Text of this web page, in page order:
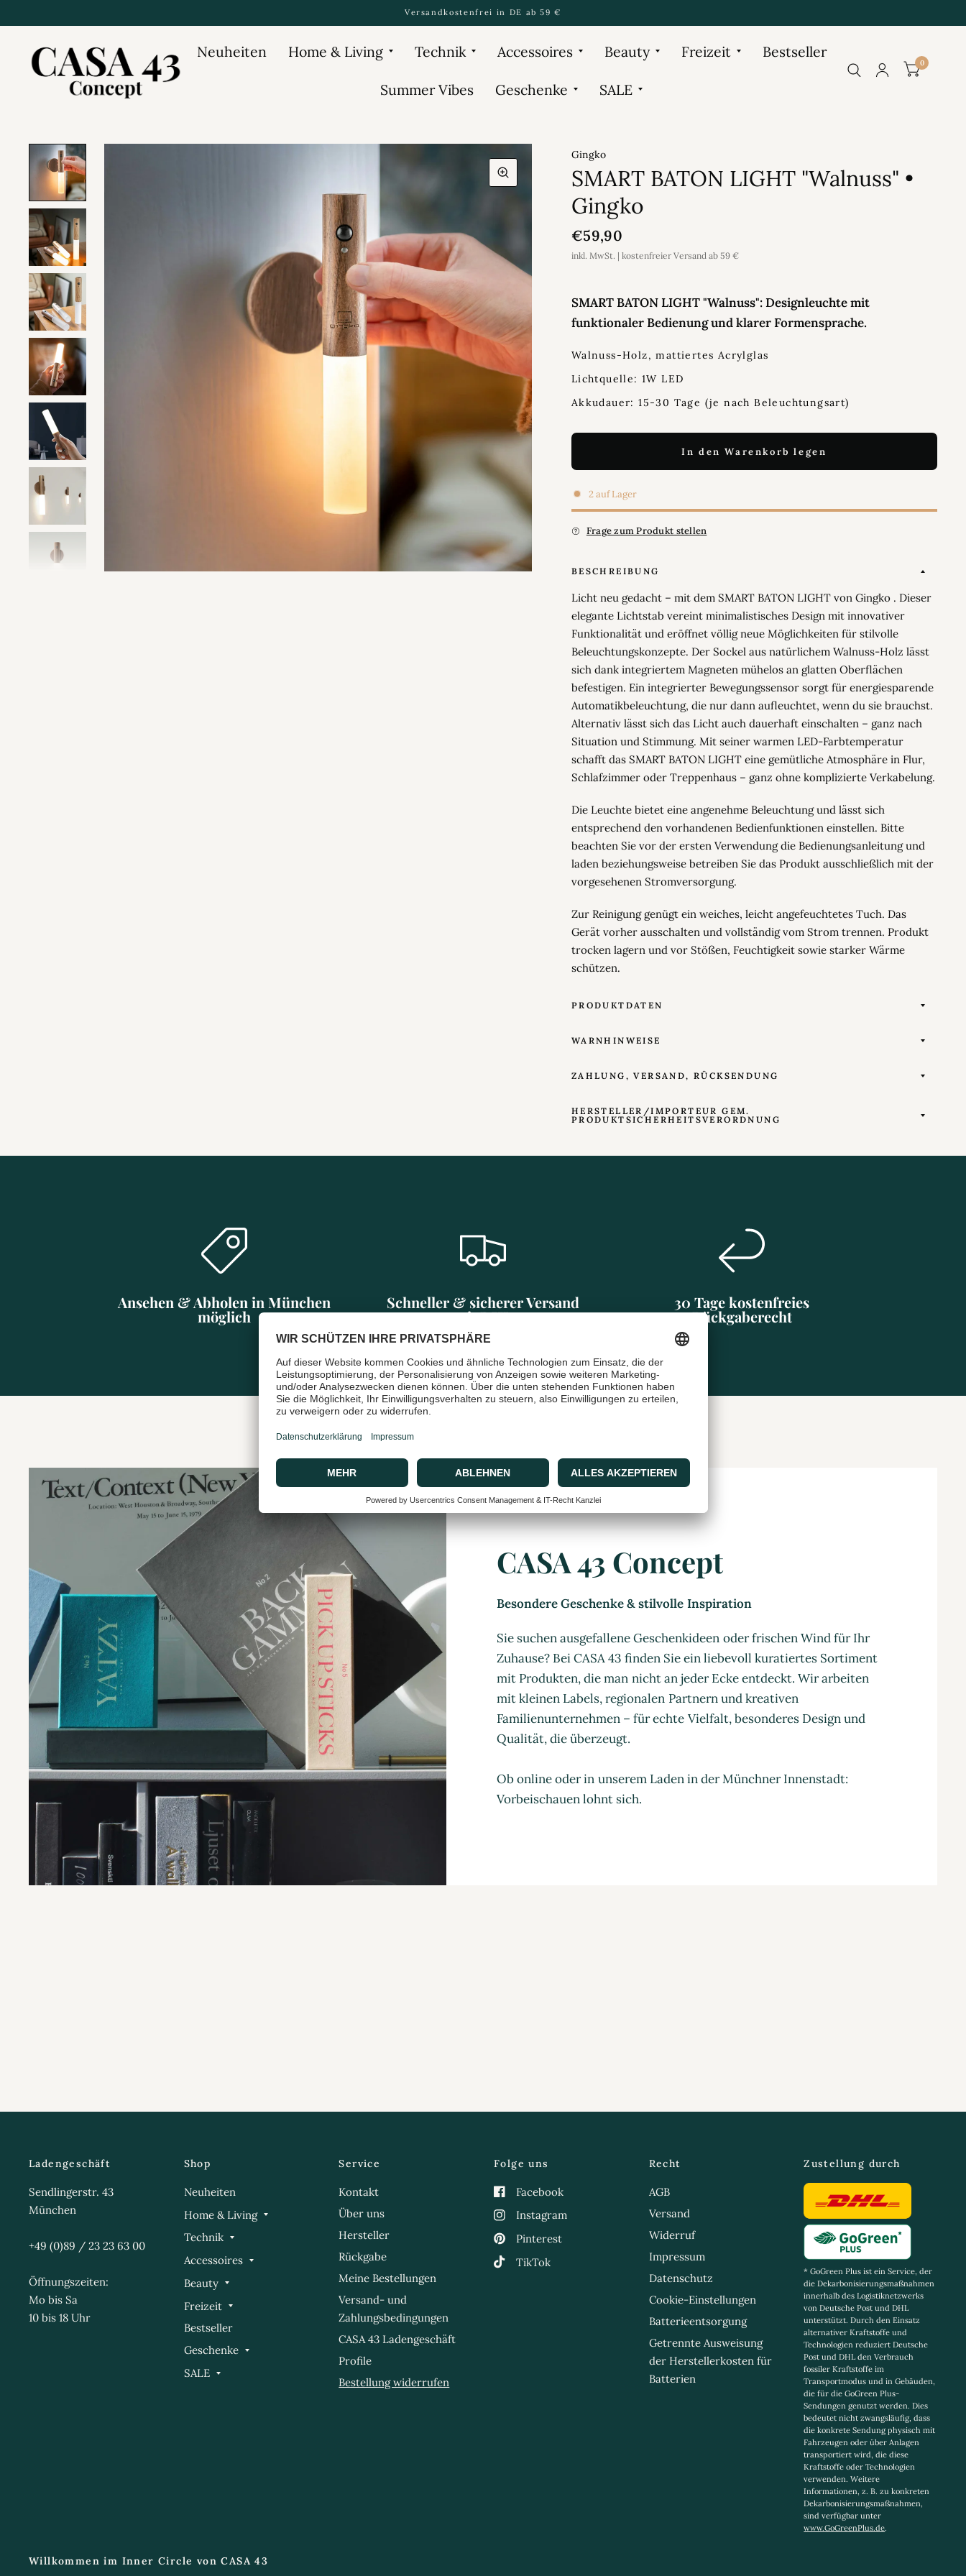
Versandkostenfrei in DE ab 59 €
Neuheiten Home & Living Technik Accessoires Beauty Freizeit Bestseller
Summer Vibes Geschenke SALE
0
Gingko
SMART BATON LIGHT "Walnuss" •
Gingko
€59,90
inkl. MwSt. | kostenfreier Versand ab 59 €
SMART BATON LIGHT "Walnuss": Designleuchte mit
funktionaler Bedienung und klarer Formensprache.
Walnuss-Holz, mattiertes Acrylglas
Lichtquelle: 1W LED
Akkudauer: 15-30 Tage (je nach Beleuchtungsart)
In den Warenkorb legen
2 auf Lager
Frage zum Produkt stellen
BESCHREIBUNG
Licht neu gedacht – mit dem SMART BATON LIGHT von Gingko . Dieser
elegante Lichtstab vereint minimalistisches Design mit innovativer
Funktionalität und eröffnet völlig neue Möglichkeiten für stilvolle
Beleuchtungskonzepte. Der Sockel aus natürlichem Walnuss-Holz lässt
sich dank integriertem Magneten mühelos an glatten Oberflächen
befestigen. Ein integrierter Bewegungssensor sorgt für energiesparende
Automatikbeleuchtung, die nur dann aufleuchtet, wenn du sie brauchst.
Alternativ lässt sich das Licht auch dauerhaft einschalten – ganz nach
Situation und Stimmung. Mit seiner warmen LED-Farbtemperatur
schafft das SMART BATON LIGHT eine gemütliche Atmosphäre in Flur,
Schlafzimmer oder Treppenhaus – ganz ohne komplizierte Verkabelung.
Die Leuchte bietet eine angenehme Beleuchtung und lässt sich
entsprechend den vorhandenen Bedienfunktionen einstellen. Bitte
beachten Sie vor der ersten Verwendung die Bedienungsanleitung und
laden beziehungsweise betreiben Sie das Produkt ausschließlich mit der
vorgesehenen Stromversorgung.
Zur Reinigung genügt ein weiches, leicht angefeuchtetes Tuch. Das
Gerät vorher ausschalten und vollständig vom Strom trennen. Produkt
trocken lagern und vor Stößen, Feuchtigkeit sowie starker Wärme
schützen.
PRODUKTDATEN
WARNHINWEISE
ZAHLUNG, VERSAND, RÜCKSENDUNG
HERSTELLER/IMPORTEUR GEM.
PRODUKTSICHERHEITSVERORDNUNG
Ansehen & Abholen in München
möglich
Schneller & sicherer Versand
mit DHL
30 Tage kostenfreies
Rückgaberecht
CASA 43 Concept
Besondere Geschenke & stilvolle Inspiration
Sie suchen ausgefallene Geschenkideen oder frischen Wind für Ihr
Zuhause? Bei CASA 43 finden Sie ein liebevoll kuratiertes Sortiment
mit Produkten, die man nicht an jeder Ecke entdeckt. Wir arbeiten
mit kleinen Labels, regionalen Partnern und kreativen
Familienunternehmen – für echte Vielfalt, besonderes Design und
Qualität, die überzeugt.
Ob online oder in unserem Laden in der Münchner Innenstadt:
Vorbeischauen lohnt sich.
Ladengeschäft
Sendlingerstr. 43
München
+49 (0)89 / 23 23 63 00
Öffnungszeiten:
Mo bis Sa
10 bis 18 Uhr
Shop
Neuheiten
Home & Living
Technik
Accessoires
Beauty
Freizeit
Bestseller
Geschenke
SALE
Service
Kontakt
Über uns
Hersteller
Rückgabe
Meine Bestellungen
Versand- und
Zahlungsbedingungen
CASA 43 Ladengeschäft
Profile
Bestellung widerrufen
Folge uns
Facebook
Instagram
Pinterest
TikTok
Recht
AGB
Versand
Widerruf
Impressum
Datenschutz
Cookie-Einstellungen
Batterieentsorgung
Getrennte Ausweisung
der Herstellerkosten für
Batterien
Zustellung durch
* GoGreen Plus ist ein Service, der
die Dekarbonisierungsmaßnahmen
innerhalb des Logistiknetzwerks
von Deutsche Post und DHL
unterstützt. Durch den Einsatz
alternativer Kraftstoffe und
Technologien reduziert Deutsche
Post und DHL den Verbrauch
fossiler Kraftstoffe im
Transportmodus und in Gebäuden,
die für die GoGreen Plus-
Sendungen genutzt werden. Dies
bedeutet nicht zwangsläufig, dass
die konkrete Sendung physisch mit
Fahrzeugen oder über Anlagen
transportiert wird, die diese
Kraftstoffe oder Technologien
verwenden. Weitere
Informationen, z. B. zu konkreten
Dekarbonisierungsmaßnahmen,
sind verfügbar unter
www.GoGreenPlus.de.
Willkommen im Inner Circle von CASA 43